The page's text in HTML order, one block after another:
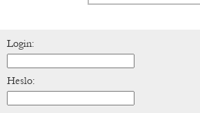
Login:
Heslo: